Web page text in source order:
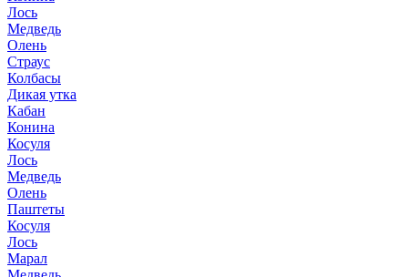
Лось
Медведь
Олень
Страус
Колбасы
Дикая утка
Кабан
Конина
Косуля
Лось
Медведь
Олень
Паштеты
Косуля
Лось
Марал